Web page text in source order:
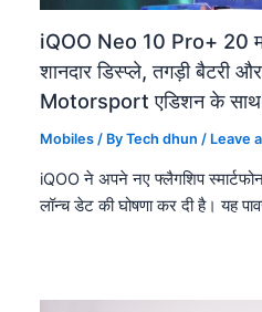
iQOO Neo 10 Pro+ 20
शानदार डिस्प्ले, तगड़ी बैटरी
Motorsport एडिशन के
Mobiles / ByTech dhun / Leave
iQOO ने अपने नए फ्लैगशिप
लॉन्च डेट की घोषणा कर दी है। यह